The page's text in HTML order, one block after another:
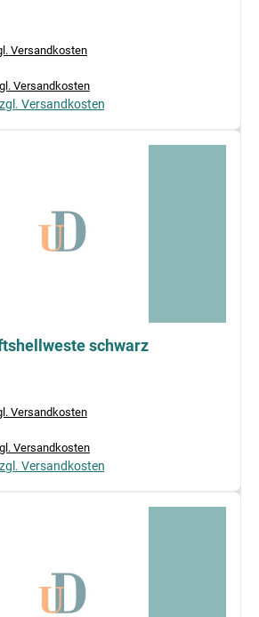
Versandkosten
Versandkosten
Versandkosten
schwarz
Versandkosten
Versandkosten
Versandkosten